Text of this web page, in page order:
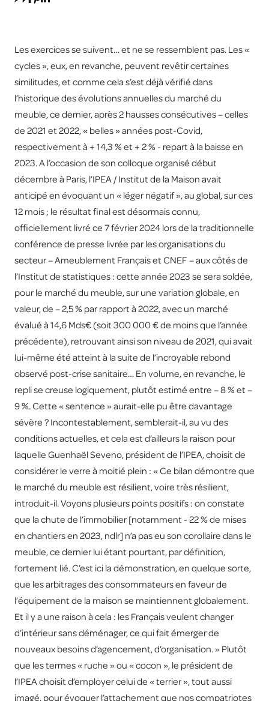
Les exercices se suivent… et ne se ressemblent pas. Les «
cycles », eux, en revanche, peuvent revêtir certaines
similitudes, et comme cela s’est déjà vérifié dans
l’historique des évolutions annuelles du marché du
meuble, ce dernier, après 2 hausses consécutives – celles
de 2021 et 2022, « belles » années post-Covid,
respectivement à + 14,3 % et + 2 % - repart à la baisse en
2023. A l’occasion de son colloque organisé début
décembre à Paris, l’IPEA / Institut de la Maison avait
anticipé en évoquant un « léger négatif », au global, sur ces
12 mois ; le résultat final est désormais connu,
officiellement livré ce 7 février 2024 lors de la traditionnelle
conférence de presse livrée par les organisations du
secteur – Ameublement Français et CNEF – aux côtés de
l’Institut de statistiques : cette année 2023 se sera soldée,
pour le marché du meuble, sur une variation globale, en
valeur, de – 2,5 % par rapport à 2022, avec un marché
évalué à 14,6 Mds€ (soit 300 000 € de moins que l’année
précédente), retrouvant ainsi son niveau de 2021, qui avait
lui-même été atteint à la suite de l’incroyable rebond
observé post-crise sanitaire… En volume, en revanche, le
repli se creuse logiquement, plutôt estimé entre – 8 % et –
9 %. Cette « sentence » aurait-elle pu être davantage
sévère ? Incontestablement, semblerait-il, au vu des
conditions actuelles, et cela est d’ailleurs la raison pour
laquelle Guenhaël Seveno, président de l’IPEA, choisit de
considérer le verre à moitié plein : « Ce bilan démontre que
le marché du meuble est résilient, voire très résilient,
introduit-il. Voyons plusieurs points positifs : on constate
que la chute de l’immobilier [notamment - 22 % de mises
en chantiers en 2023, ndlr] n’a pas eu son corollaire dans le
meuble, ce dernier lui étant pourtant, par définition,
fortement lié. C’est ici la démonstration, en quelque sorte,
que les arbitrages des consommateurs en faveur de
l’équipement de la maison se maintiennent globalement.
Et il y a une raison à cela : les Français veulent changer
d’intérieur sans déménager, ce qui fait émerger de
nouveaux besoins d’agencement, d’organisation. » Plutôt
que les termes « ruche » ou « cocon », le président de
l’IPEA choisit d’employer celui de « terrier », tout aussi
imagé, pour évoquer l’attachement que nos compatriotes